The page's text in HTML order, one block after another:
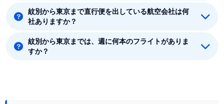
紋別から東京まで平均フライト時間は約1時間50分で
す。
紋別から東京まで直行便を出している航空会社は何
社ありますか？
紋別から東京まで直行便を出している航空会社は1社あ
ります。
紋別から東京までは、週に何本のフライトがありま
すか？